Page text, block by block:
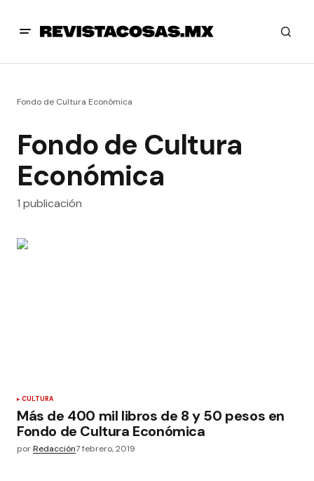
Fondo de Cultura Económica
Fondo de Cultura
Económica
1 publicación
CULTURA
Más de 400 mil libros de 8 y 50 pesos en
Fondo de Cultura Económica
porRedacción7 febrero, 2019